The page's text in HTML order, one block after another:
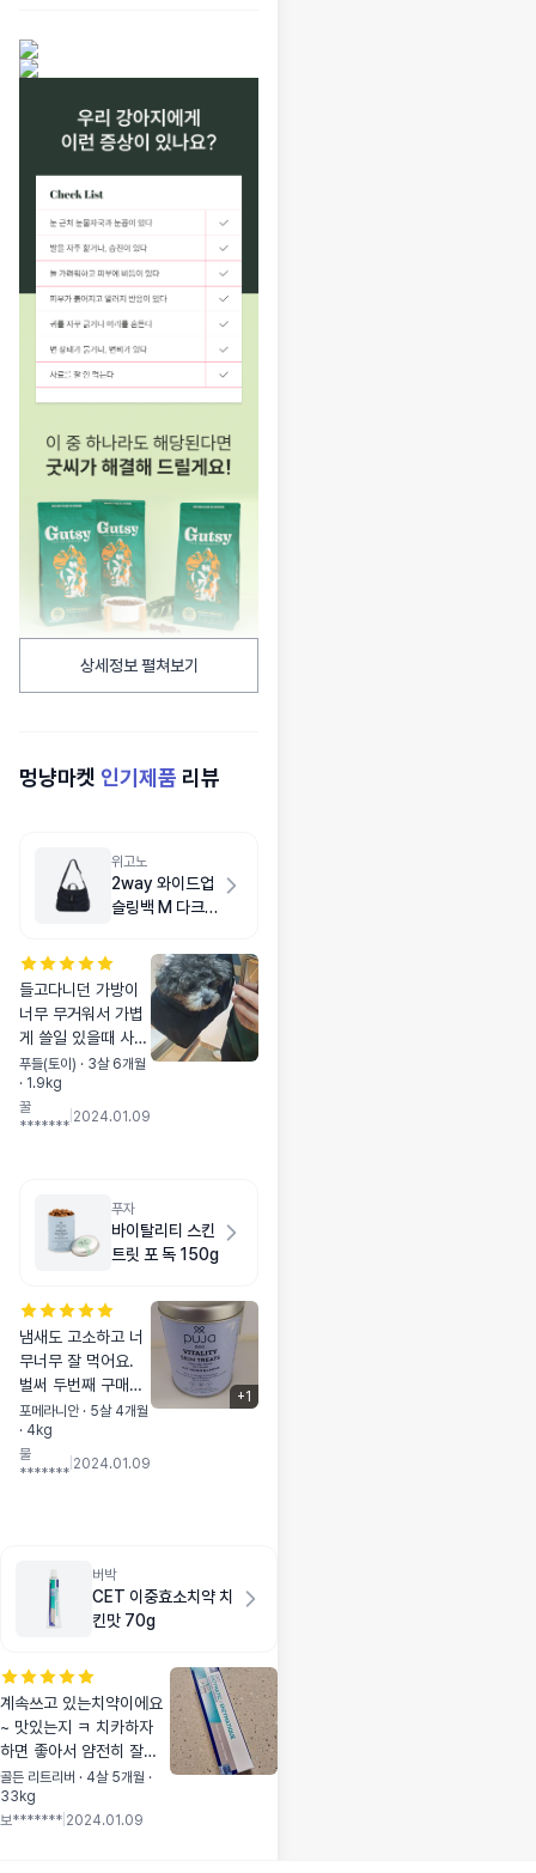
상세정보 펼쳐보기
멍냥마켓 인기제품 리뷰
위고노
2way 와이드업
슬링백 M 다크
들고다니던 가방이
너무 무거워서 가볍
게 쓸일 있을때 사용
하려고 구매했어요!
튼튼하고 가성비 너
무 좋아요
푸들(토이) · 3살 6개월
· 1.9kg
꿀
*******
2024.01.09
푸자
바이탈리티 스킨
트릿 포 독 150g
냄새도 고소하고 너
무너무 잘 먹어요.
벌써 두번째 구매입
니다~~ 알맹이도 딱
딱하지 않아서 쪼개
서 칭찬용으로도 사
포메라니안 · 5살 4개월
· 4kg
물
*******
2024.01.09
+1
버박
CET 이중효소치약 치
킨맛 70g
계속쓰고 있는치약이에요
~ 맛있는지 ㅋ 치카하자
하면 좋아서 얌전히 잘해
요~ 포인트로 저렴하게 구
매서 좋아요~^^
골든 리트리버 · 4살 5개월 ·
33kg
보******* 2024.01.09